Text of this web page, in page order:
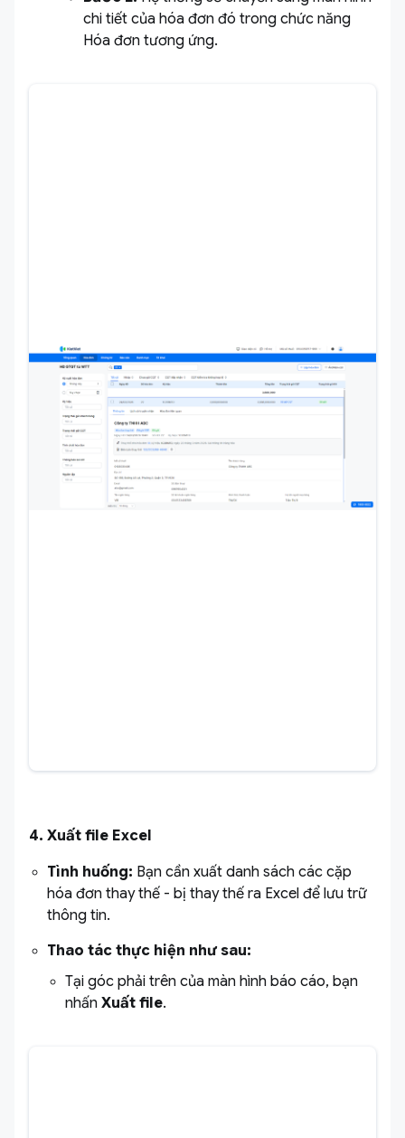
chi tiết của hóa đơn đó trong chức năng
Hóa đơn tương ứng.
4. Xuất file Excel
Tình huống: Bạn cần xuất danh sách các cặp
hóa đơn thay thế - bị thay thế ra Excel để lưu trữ
thông tin.
Thao tác thực hiện như sau:
Tại góc phải trên của màn hình báo cáo, bạn
nhấn Xuất file.